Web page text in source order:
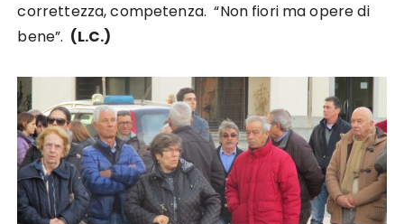
correttezza, competenza. “Non fiori ma opere di
bene”. (L.C.)